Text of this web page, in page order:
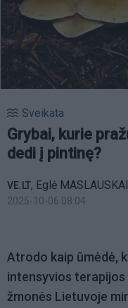
Sveikata
Grybai, kurie
dedi į pintinę?
VE.LT, Eglė
2025-10-06 08:04
Atrodo kaip ūmėdė,
intensyvios
žmonės Lietuvoje